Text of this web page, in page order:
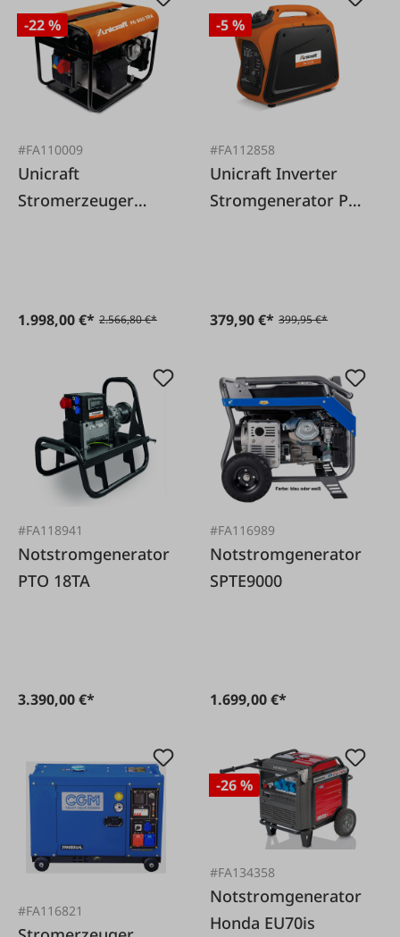
-22 %
#FA110009
Unicraft
Stromerzeuger
1.998,00 €* 2.566,80 €*
-5 %
#FA112858
Unicraft Inverter
Stromgenerator PG-
379,90 €* 399,95 €*
#FA118941
Notstromgenerator
PTO 18TA
3.390,00 €*
#FA116989
Notstromgenerator
SPTE9000
1.699,00 €*
#FA116821
-26 %
#FA134358
Notstromgenerator
Honda EU70is